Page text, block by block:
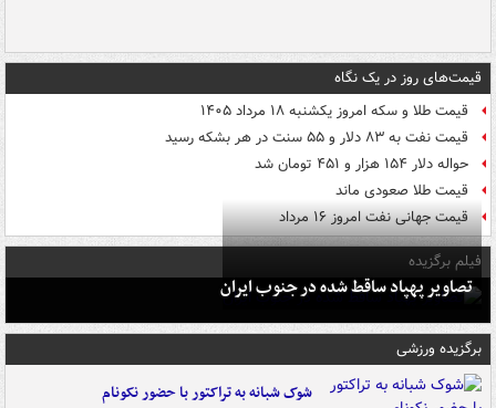
قیمت‌های روز در یک نگاه
قیمت طلا و سکه امروز یکشنبه ۱۸ مرداد ۱۴۰۵
قیمت نفت به ۸۳ دلار و ۵۵ سنت در هر بشکه رسید
حواله دلار ۱۵۴ هزار و ۴۵۱ تومان شد
قیمت طلا صعودی ماند
قیمت جهانی نفت امروز ۱۶ مرداد
فیلم برگزیده
تصاویر پهپاد ساقط شده در جنوب ایران
برگزیده ورزشی
شوک شبانه به تراکتور با حضور نکونام